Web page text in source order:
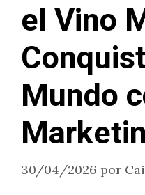
el Vino
Mundo
30/04/2026 por